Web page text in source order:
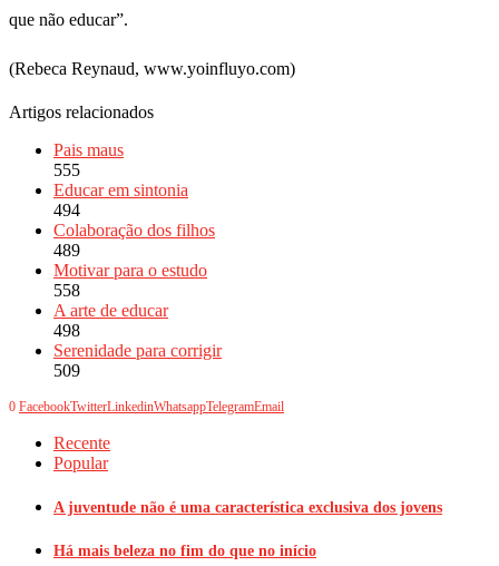
que não educar”.
(Rebeca Reynaud, www.yoinfluyo.com)
Artigos relacionados
Pais maus
555
Educar em sintonia
494
Colaboração dos filhos
489
Motivar para o estudo
558
A arte de educar
498
Serenidade para corrigir
509
0 FacebookTwitterLinkedinWhatsappTelegramEmail
Recente
Popular
A juventude não é uma característica exclusiva dos jovens
Há mais beleza no fim do que no início